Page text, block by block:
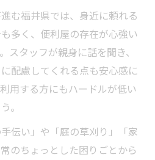
む福井県では、身近に頼れる
多く、便利屋の存在が心強い
スタッフが親身に話を聞き、
配慮してくれる点も安心感に
用する方にもハードルが低い
。
伝い」や「庭の草刈り」「家
のちょっとした困りごとから